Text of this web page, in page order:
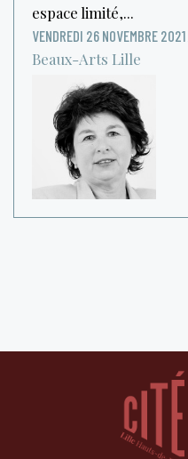
espace limité,...
VENDREDI 26 NOVEMBRE 2021
Beaux-Arts Lille